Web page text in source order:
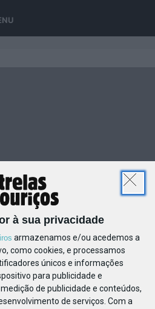
à sua privacidade
armazenamos e/ou acedemos a
como cookies, e processamos
únicos e informações
para publicidade e
de publicidade e conteúdos,
de serviços. Com a